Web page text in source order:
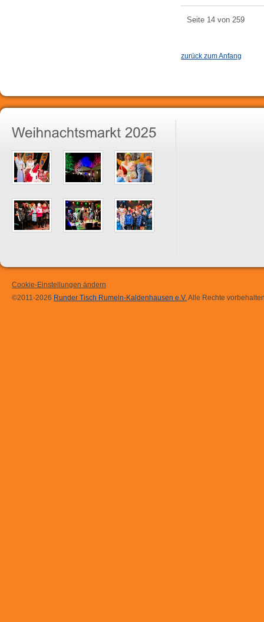
Seite 14 von 259
zurück zum Anfang
Cookie-Einstellungen ändern
©2011-2026 Runder Tisch Rumeln-Kaldenhausen e.V. Alle Rechte